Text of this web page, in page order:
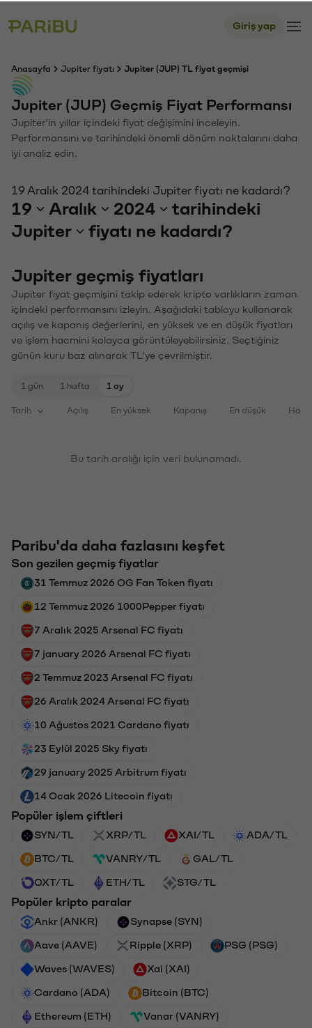
Giriş yap
Anasayfa Jupiter fiyatı Jupiter (JUP) TL fiyat geçmişi
Jupiter (JUP) Geçmiş Fiyat Performansı
Jupiter'in yıllar içindeki fiyat değişimini inceleyin.
Performansını ve tarihindeki önemli dönüm noktalarını daha
iyi analiz edin.
19 Aralık 2024 tarihindeki Jupiter fiyatı ne kadardı?
19 Aralık 2024
tarihindeki
Jupiter
fiyatı ne kadardı?
Jupiter geçmiş fiyatları
Jupiter fiyat geçmişini takip ederek kripto varlıkların zaman
içindeki performansını izleyin. Aşağıdaki tabloyu kullanarak
açılış ve kapanış değerlerini, en yüksek ve en düşük fiyatları
ve işlem hacmini kolayca görüntüleyebilirsiniz. Seçtiğiniz
günün kuru baz alınarak TL'ye çevrilmiştir.
1 gün 1 hafta 1 ay
Tarih Açılış En yüksek Kapanış En düşük
Bu tarih aralığı için veri bulunamadı.
Paribu'da daha fazlasını keşfet
Son gezilen geçmiş fiyatlar
31 Temmuz 2026 OG Fan Token fiyatı
12 Temmuz 2026 1000Pepper fiyatı
7 Aralık 2025 Arsenal FC fiyatı
7 january 2026 Arsenal FC fiyatı
2 Temmuz 2023 Arsenal FC fiyatı
26 Aralık 2024 Arsenal FC fiyatı
10 Ağustos 2021 Cardano fiyatı
23 Eylül 2025 Sky fiyatı
29 january 2025 Arbitrum fiyatı
14 Ocak 2026 Litecoin fiyatı
Popüler işlem çiftleri
SYN/TL XRP/TL XAI/TL ADA/TL
BTC/TL VANRY/TL GAL/TL
OXT/TL ETH/TL STG/TL
Popüler kripto paralar
Ankr (ANKR) Synapse (SYN)
Aave (AAVE) Ripple (XRP) PSG (PSG)
Waves (WAVES) Xai (XAI)
Cardano (ADA) Bitcoin (BTC)
Ethereum (ETH) Vanar (VANRY)